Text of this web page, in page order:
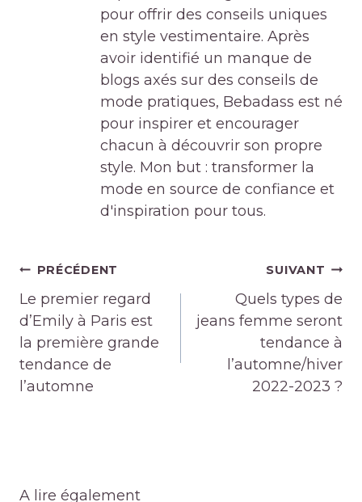
pour offrir des conseils uniques
en style vestimentaire. Après
avoir identifié un manque de
blogs axés sur des conseils de
mode pratiques, Bebadass est né
pour inspirer et encourager
chacun à découvrir son propre
style. Mon but : transformer la
mode en source de confiance et
d'inspiration pour tous.
Navigation
de
l’article
PRÉCÉDENT
Le premier regard
d’Emily à Paris est
la première grande
tendance de
l’automne
SUIVANT
Quels types de
jeans femme seront
tendance à
l’automne/hiver
2022-2023 ?
A lire également